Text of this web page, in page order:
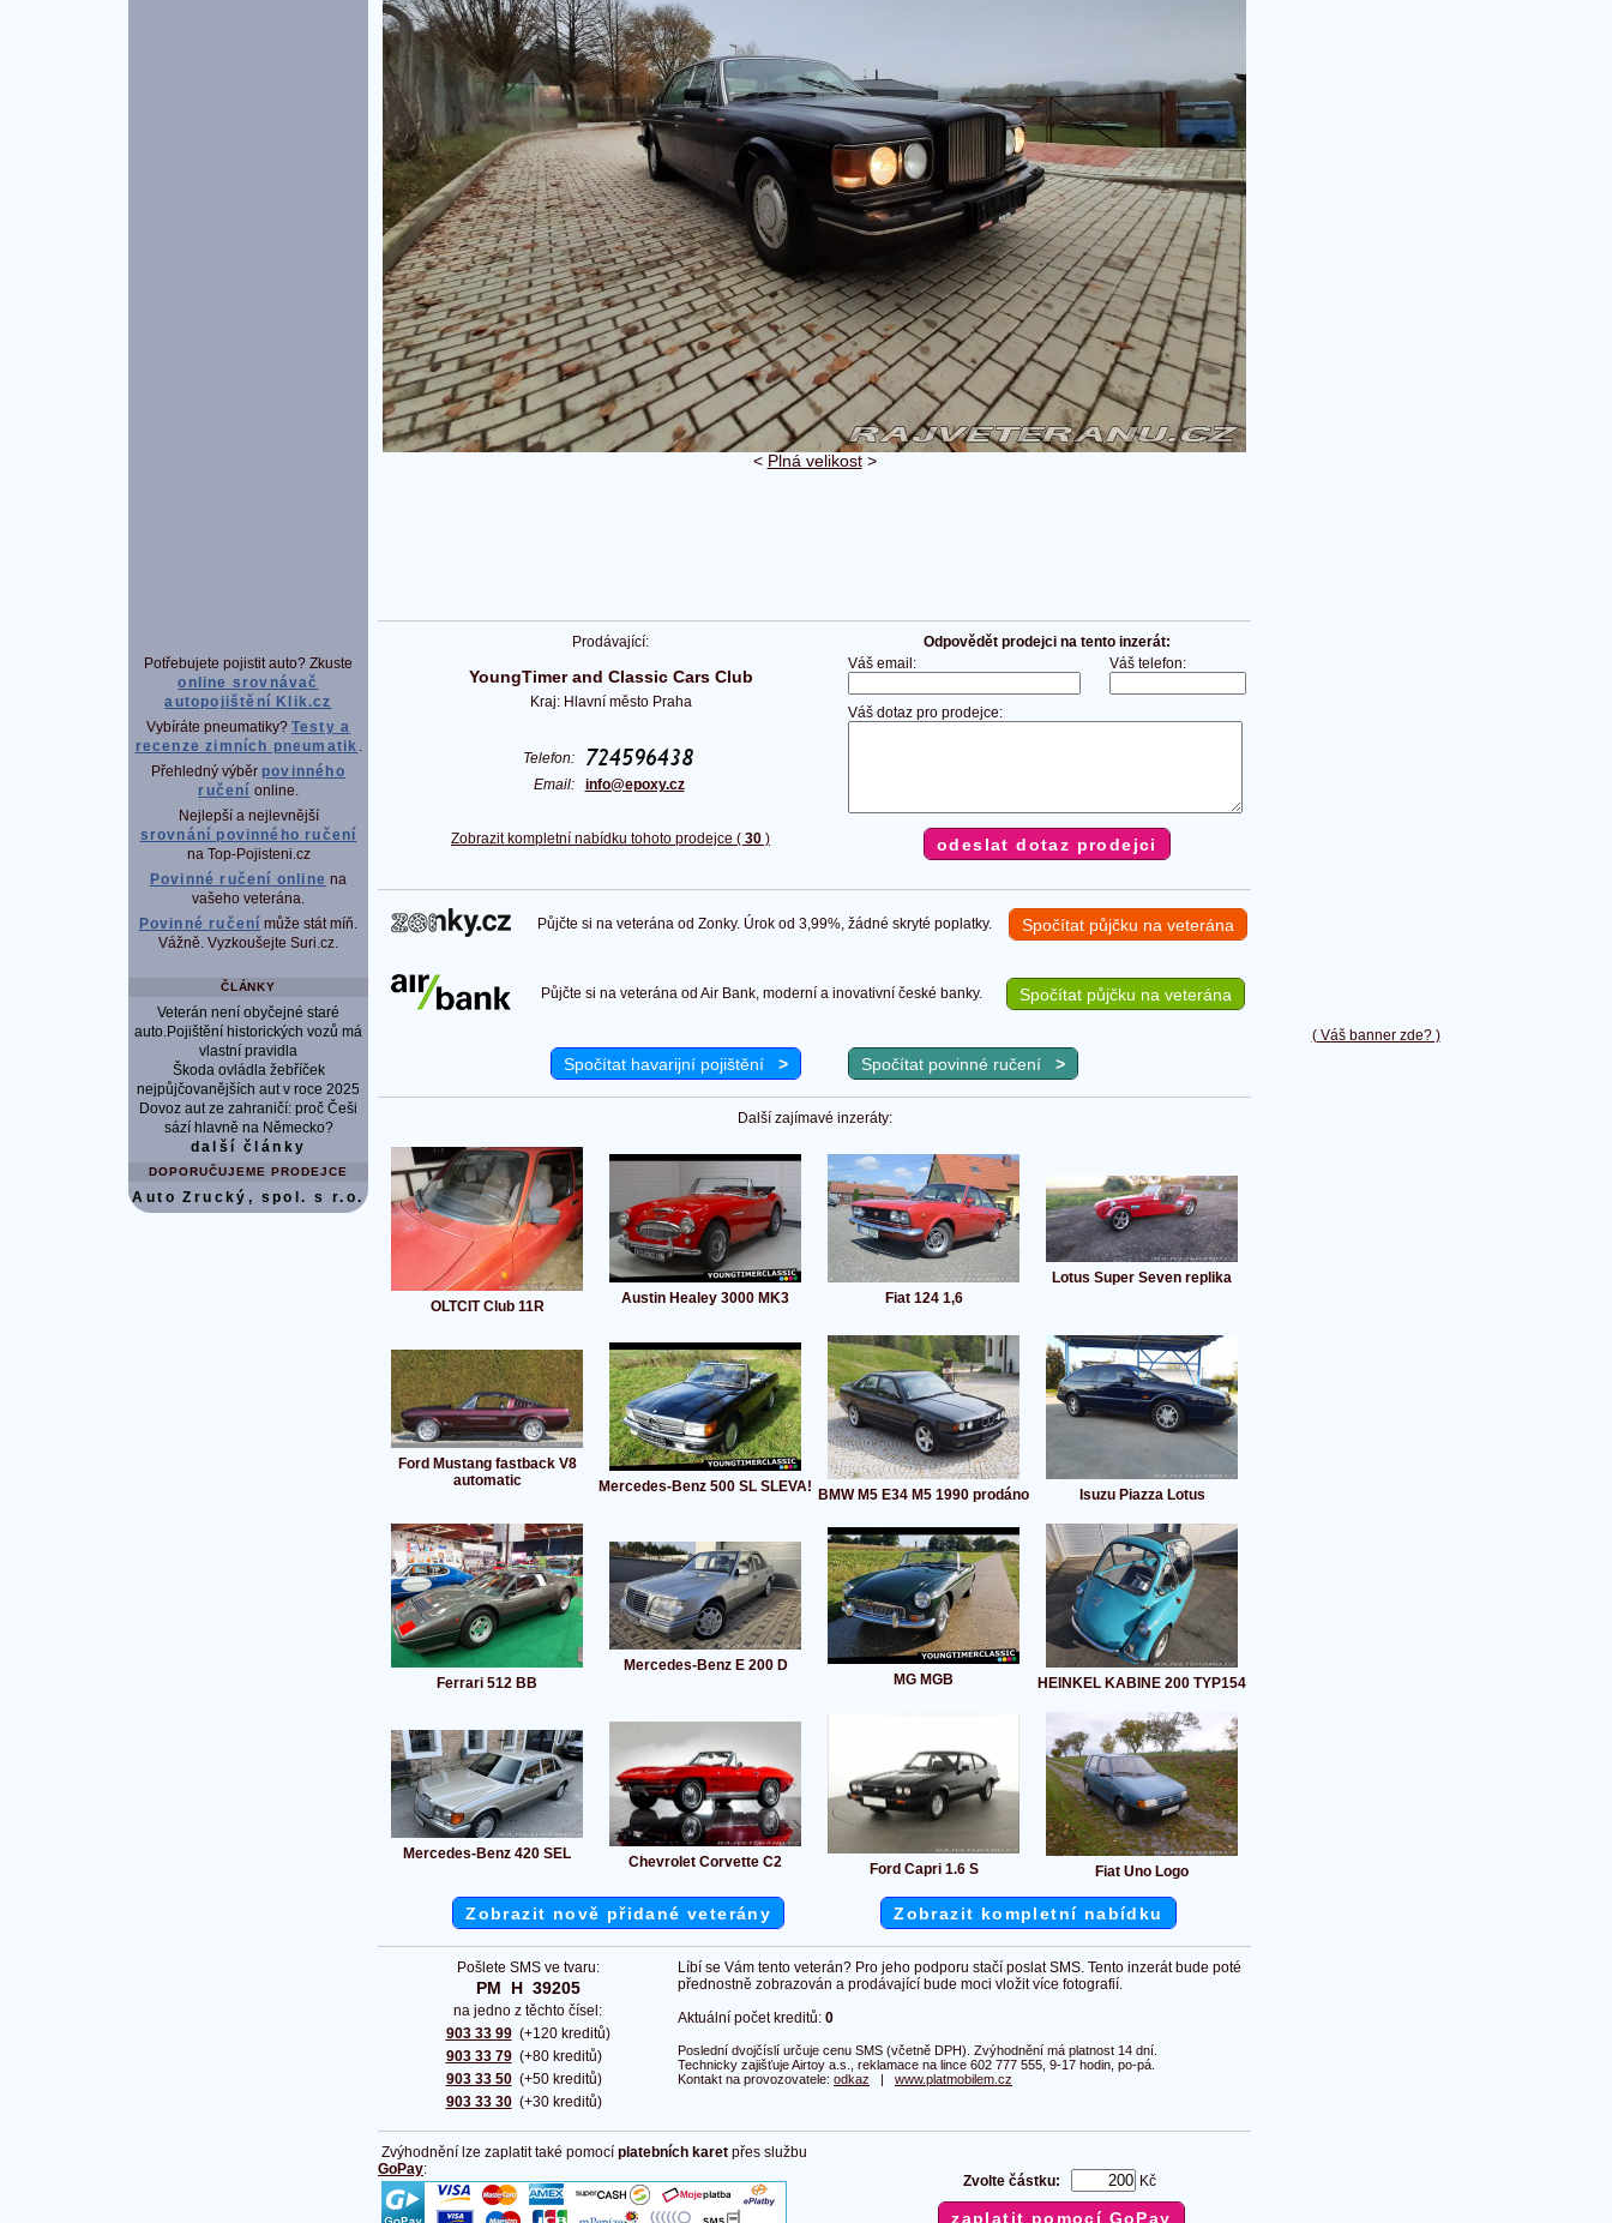
( Váš banner zde? )
Potřebujete pojistit auto? Zkuste
online srovnávač
autopojištění Klik.cz
Vybíráte pneumatiky? Testy a
recenze zimních pneumatik .
Přehledný výběr povinného
ručení online.
Nejlepší a nejlevnější
srovnání povinného ručení
na Top-Pojisteni.cz
Povinné ručení online na
vašeho veterána.
Povinné ručení může stát míň.
Vážně. Vyzkoušejte Suri.cz.
ČLÁNKY
Veterán není obyčejné staré
auto.Pojištění historických vozů má
vlastní pravidla
Škoda ovládla žebříček
nejpůjčovanějších aut v roce 2025
Dovoz aut ze zahraničí: proč Češi
sází hlavně na Německo?
další články
DOPORUČUJEME PRODEJCE
Auto Zrucký, spol. s r.o.
< Plná velikost>
Prodávající:
YoungTimer and Classic Cars Club
Kraj: Hlavní město Praha
Telefon:
Email: info@epoxy.cz
Zobrazit kompletní nabídku tohoto prodejce ( 30 )
Odpovědět prodejci na tento inzerát:
Váš email:
Váš telefon:
Váš dotaz pro prodejce:
Půjčte si na veterána od Zonky. Úrok od 3,99%, žádné skryté poplatky. Spočítat půjčku na veterána
Půjčte si na veterána od Air Bank, moderní a inovativní české banky. Spočítat půjčku na veterána
Spočítat havarijní pojištění > Spočítat povinné ručení >
Další zajímavé inzeráty:
OLTCIT Club 11R Austin Healey 3000 MK3 Fiat 124 1,6
Lotus Super Seven replika
Ford Mustang fastback V8
automatic
Mercedes-Benz 500 SL SLEVA! BMW M5 E34 M5 1990 prodáno Isuzu Piazza Lotus
Ferrari 512 BB
Mercedes-Benz E 200 D
MG MGB
HEINKEL KABINE 200 TYP154
Mercedes-Benz 420 SEL Chevrolet Corvette C2 Ford Capri 1.6 S Fiat Uno Logo
Zobrazit nově přidané veterány Zobrazit kompletní nabídku
Pošlete SMS ve tvaru:
PM  H  39205
na jedno z těchto čísel:
903 33 99
903 33 79
903 33 50
903 33 30
(+120 kreditů)
(+80 kreditů)
(+50 kreditů)
(+30 kreditů)
Líbí se Vám tento veterán? Pro jeho podporu stačí poslat SMS. Tento inzerát bude poté
přednostně zobrazován a prodávající bude moci vložit více fotografií.
Aktuální počet kreditů: 0
Poslední dvojčíslí určuje cenu SMS (včetně DPH). Zvýhodnění má platnost 14 dní.
Technicky zajišťuje Airtoy a.s., reklamace na lince 602 777 555, 9-17 hodin, po-pá.
Kontakt na provozovatele: odkaz | www.platmobilem.cz
Zvýhodnění lze zaplatit také pomocí platebních karet přes službu
GoPay:
Zvolte částku: Kč